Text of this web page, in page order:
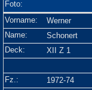
Werner
Schonert
XII Z 1
1972-74